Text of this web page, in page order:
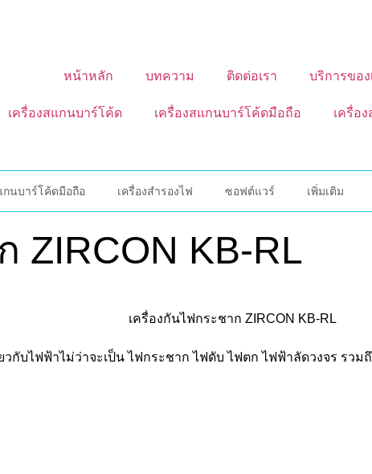
หน้าหลัก บทความ ติดต่อเรา บริการของ
เครื่องสแกนบาร์โค้ด เครื่องสแกนบาร์โค้ดมือถือ เครื่อ
กนบาร์โค้ดมือถือ เครื่องสำรองไฟ ซอฟต์แวร์ เพิ่มเติม
ZIRCON KB-RL
กับไฟฟ้าไม่ว่าจะเป็น ไฟกระชาก ไฟดับ ไฟตก ไฟฟ้าลัดวงจร รว